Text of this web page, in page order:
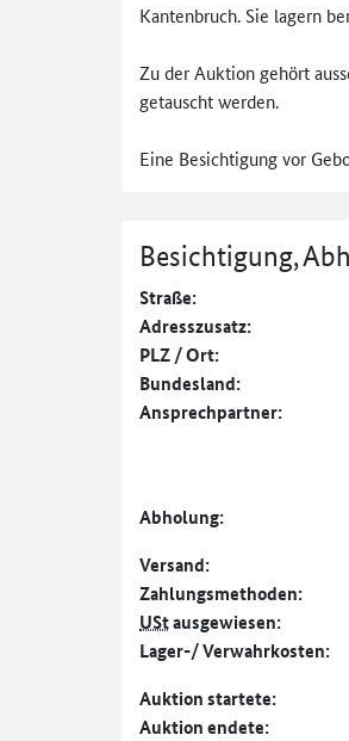
Kantenbruch. Sie lagern
Zu der Auktion gehört
getauscht werden.
Eine Besichtigung vor
Besichtigung,
Straße:
Adresszusatz:
PLZ / Ort:
Bundesland:
Ansprechpartner:
Abholung:
Versand:
Zahlungs­methoden:
UStausgewiesen:
Lager-/ Verwahrkosten:
Auktion startete:
Auktion endete: